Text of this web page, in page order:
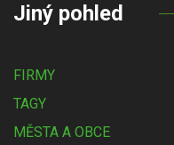
Jiný pohled
FIRMY
TAGY
MĚSTA A OBCE